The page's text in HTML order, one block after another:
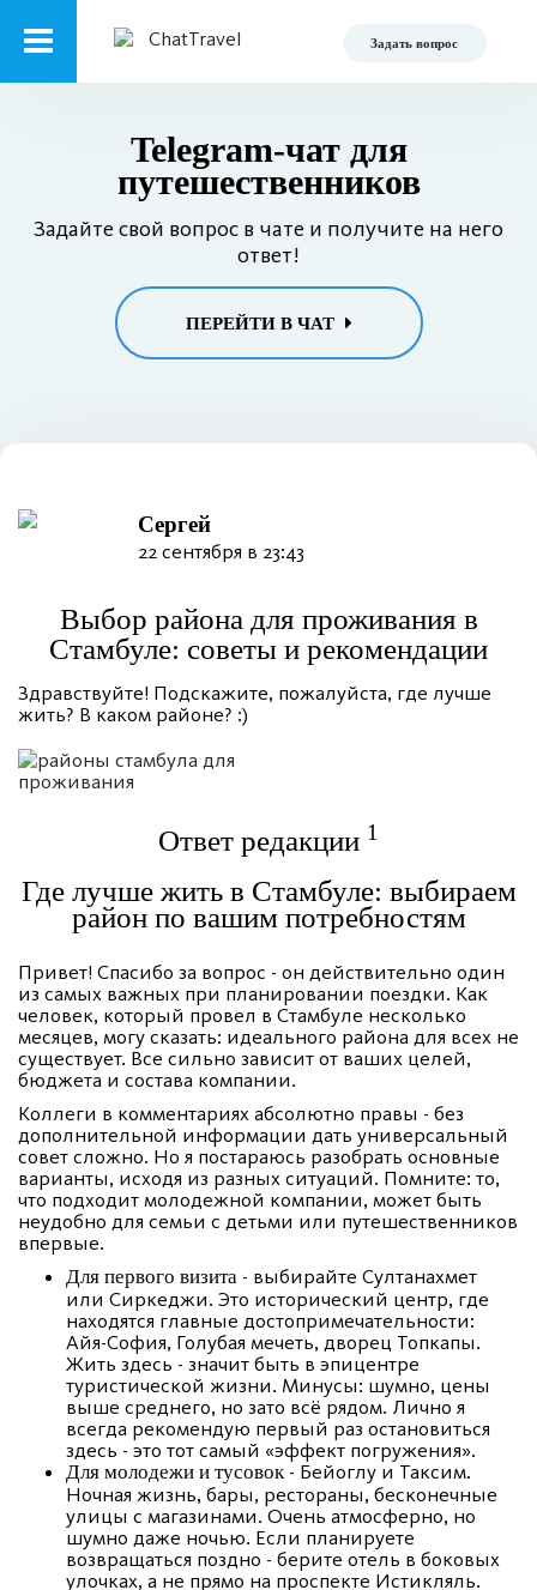
Задать вопрос
Telegram-чат для
путешественников
Задайте свой вопрос в чате и получите на него
ответ!
ПЕРЕЙТИ В ЧАТ
Сергей
22 сентября в 23:43
Выбор района для проживания в
Стамбуле: советы и рекомендации
Здравствуйте! Подскажите, пожалуйста, где лучше
жить? В каком районе? :)
Ответ редакции 1
Где лучше жить в Стамбуле: выбираем
район по вашим потребностям
Привет! Спасибо за вопрос - он действительно один
из самых важных при планировании поездки. Как
человек, который провел в Стамбуле несколько
месяцев, могу сказать: идеального района для всех не
существует. Все сильно зависит от ваших целей,
бюджета и состава компании.
Коллеги в комментариях абсолютно правы - без
дополнительной информации дать универсальный
совет сложно. Но я постараюсь разобрать основные
варианты, исходя из разных ситуаций. Помните: то,
что подходит молодежной компании, может быть
неудобно для семьи с детьми или путешественников
впервые.
Для первого визита - выбирайте Султанахмет
или Сиркеджи. Это исторический центр, где
находятся главные достопримечательности:
Айя-София, Голубая мечеть, дворец Топкапы.
Жить здесь - значит быть в эпицентре
туристической жизни. Минусы: шумно, цены
выше среднего, но зато всё рядом. Лично я
всегда рекомендую первый раз остановиться
здесь - это тот самый «эффект погружения».
Для молодежи и тусовок- Бейоглу и Таксим.
Ночная жизнь, бары, рестораны, бесконечные
улицы с магазинами. Очень атмосферно, но
шумно даже ночью. Если планируете
возвращаться поздно - берите отель в боковых
улочках, а не прямо на проспекте Истикляль.